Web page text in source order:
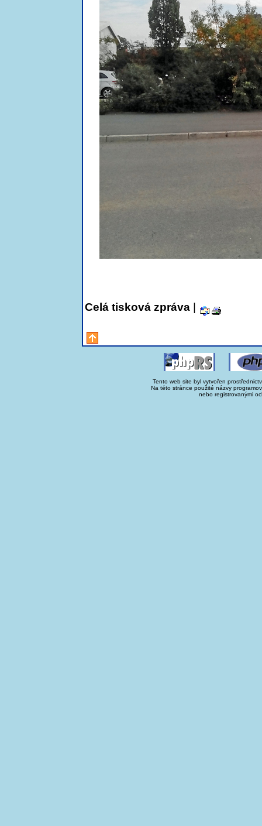
Celá tisková zpráva
Tento web site byl vytvořen
Na této stránce použité názvy
nebo registrovanými